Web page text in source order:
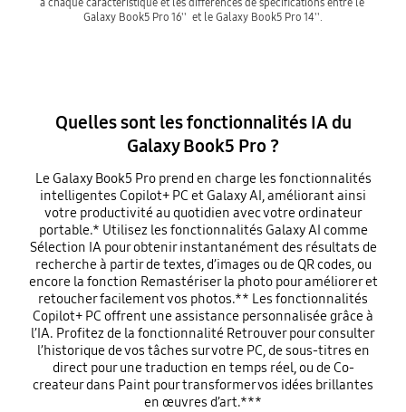
Galaxy Book5 Pro 16''  et le Galaxy Book5 Pro 14''.
Quelles sont les fonctionnalités IA du
Galaxy Book5 Pro ?
Le Galaxy Book5 Pro prend en charge les fonctionnalités
intelligentes Copilot+ PC et Galaxy AI, améliorant ainsi
votre productivité au quotidien avec votre ordinateur
portable.* Utilisez les fonctionnalités Galaxy AI comme
Sélection IA pour obtenir instantanément des résultats de
recherche à partir de textes, d’images ou de QR codes, ou
encore la fonction Remastériser la photo pour améliorer et
retoucher facilement vos photos.** Les fonctionnalités
Copilot+ PC offrent une assistance personnalisée grâce à
l’IA. Profitez de la fonctionnalité Retrouver pour consulter
l’historique de vos tâches sur votre PC, de sous-titres en
direct pour une traduction en temps réel, ou de Co-
createur dans Paint pour transformer vos idées brillantes
en œuvres d’art.***